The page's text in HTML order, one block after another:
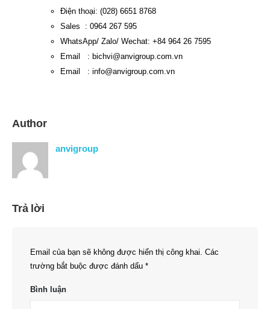
Điện thoại: (028) 6651 8768
Sales : 0964 267 595
WhatsApp/ Zalo/ Wechat: +84 964 26 7595
Email : bichvi@anvigroup.com.vn
Email : info@anvigroup.com.vn
Author
anvigroup
Trả lời
Email của bạn sẽ không được hiển thị công khai. Các
trường bắt buộc được đánh dấu *
Bình luận